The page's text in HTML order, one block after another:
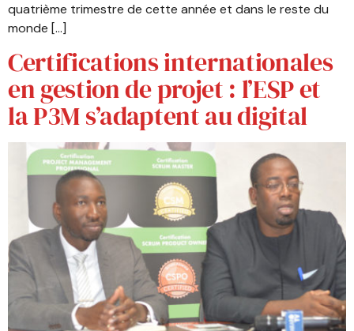
quatrième trimestre de cette année et dans le reste du
monde […]
Certifications internationales
en gestion de projet : l’ESP et
la P3M s’adaptent au digital